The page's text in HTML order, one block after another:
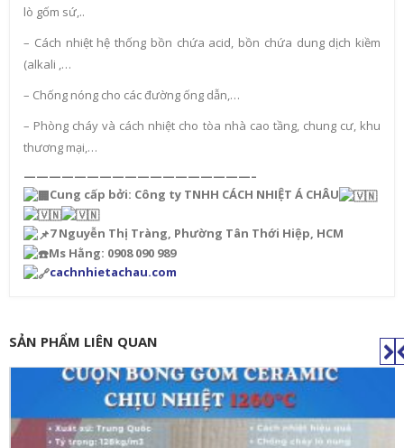
lò gốm sứ,..
– Cách nhiệt hệ thống bồn chứa acid, bồn chứa dung dịch kiềm
(alkali ,…
– Chống nóng cho các đường ống dẫn,…
– Phòng cháy và cách nhiệt cho tòa nhà cao tầng, chung cư, khu
thương mại,…
——————————————————–
Cung cấp bởi: Công ty TNHH CÁCH NHIỆT Á CHÂU
7 Nguyễn Thị Tràng, Phường Tân Thới Hiệp, HCM
Ms Hằng: 0908 090 989
cachnhietachau.com
SẢN PHẨM LIÊN QUAN